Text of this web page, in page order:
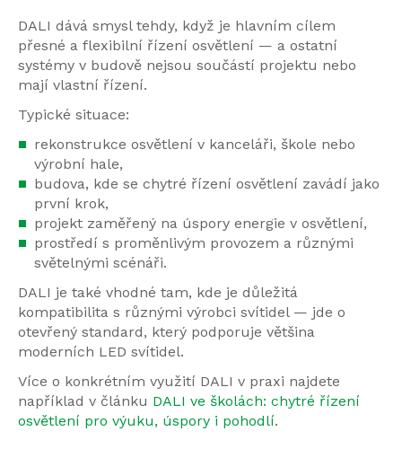
DALI dává smysl tehdy, když je hlavním cílem
přesné a flexibilní řízení osvětlení — a ostatní
systémy v budově nejsou součástí projektu nebo
mají vlastní řízení.
Typické situace:
rekonstrukce osvětlení v kanceláři, škole nebo
výrobní hale,
budova, kde se chytré řízení osvětlení zavádí jako
první krok,
projekt zaměřený na úspory energie v osvětlení,
prostředí s proměnlivým provozem a různými
světelnými scénáři.
DALI je také vhodné tam, kde je důležitá
kompatibilita s různými výrobci svítidel — jde o
otevřený standard, který podporuje většina
moderních LED svítidel.
Více o konkrétním využití DALI v praxi najdete
například v článku DALI ve školách: chytré řízení
osvětlení pro výuku, úspory i pohodlí.